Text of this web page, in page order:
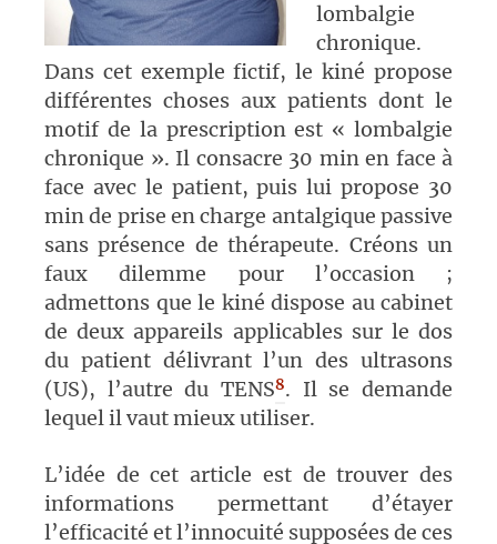
lombalgie
chronique.
Dans cet exemple fictif, le kiné propose
différentes choses aux patients dont le
motif de la prescription est « lombalgie
chronique ». Il consacre 30 min en face à
face avec le patient, puis lui propose 30
min de prise en charge antalgique passive
sans présence de thérapeute. Créons un
faux dilemme pour l’occasion ;
admettons que le kiné dispose au cabinet
de deux appareils applicables sur le dos
du patient délivrant l’un des ultrasons
(US), l’autre du TENS8. Il se demande
lequel il vaut mieux utiliser.
L’idée de cet article est de trouver des
informations permettant d’étayer
l’efficacité et l’innocuité supposées de ces